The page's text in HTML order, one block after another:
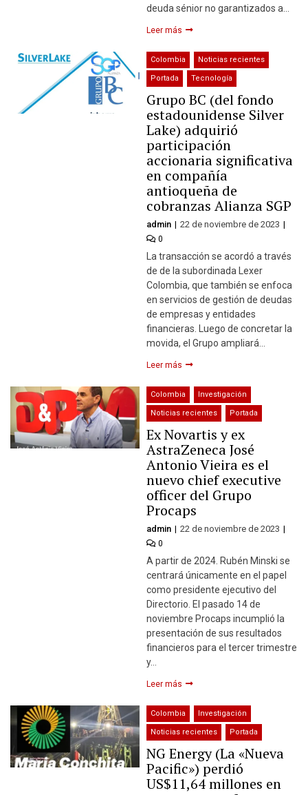
deuda sénior no garantizados a…
Leer más
Colombia Noticias recientes
Portada Tecnología
Grupo BC (del fondo
estadounidense Silver
Lake) adquirió
participación
accionaria significativa
en compañía
antioqueña de
cobranzas Alianza SGP
admin 22 de noviembre de 2023
0
La transacción se acordó a través
de de la subordinada Lexer
Colombia, que también se enfoca
en servicios de gestión de deudas
de empresas y entidades
financieras. Luego de concretar la
movida, el Grupo ampliará…
Leer más
Colombia Investigación
Noticias recientes Portada
Ex Novartis y ex
AstraZeneca José
Antonio Vieira es el
nuevo chief executive
officer del Grupo
Procaps
admin 22 de noviembre de 2023
0
A partir de 2024. Rubén Minski se
centrará únicamente en el papel
como presidente ejecutivo del
Directorio. El pasado 14 de
noviembre Procaps incumplió la
presentación de sus resultados
financieros para el tercer trimestre
y…
Leer más
Colombia Investigación
Noticias recientes Portada
NG Energy (La «Nueva
Pacific») perdió
US$11,64 millones en